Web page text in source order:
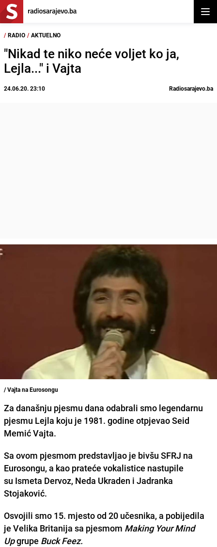
/ RADIO / AKTUELNO
"Nikad te niko neće voljet ko ja,
Lejla..." i Vajta
24.06.20. 23:10 Radiosarajevo.ba
/ Vajta na Eurosongu
Za današnju pjesmu dana odabrali smo legendarnu
pjesmu Lejla koju je 1981. godine otpjevao Seid
Memić Vajta.
Sa ovom pjesmom predstavljao je bivšu SFRJ na
Eurosongu, a kao prateće vokalistice nastupile
su Ismeta Dervoz, Neda Ukraden i Jadranka
Stojaković.
Osvojili smo 15. mjesto od 20 učesnika, a pobijedila
je Velika Britanija sa pjesmom Making Your Mind
Upgrupe Buck Feez.